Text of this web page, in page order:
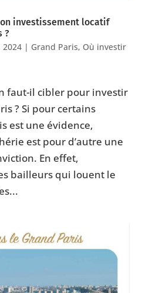
investissement locatif
?
2024| Grand Paris, Où investir
faut-il cibler pour investir
? Si pour certains
est une évidence,
est pour d’autre une
En effet,
bailleurs qui louent le